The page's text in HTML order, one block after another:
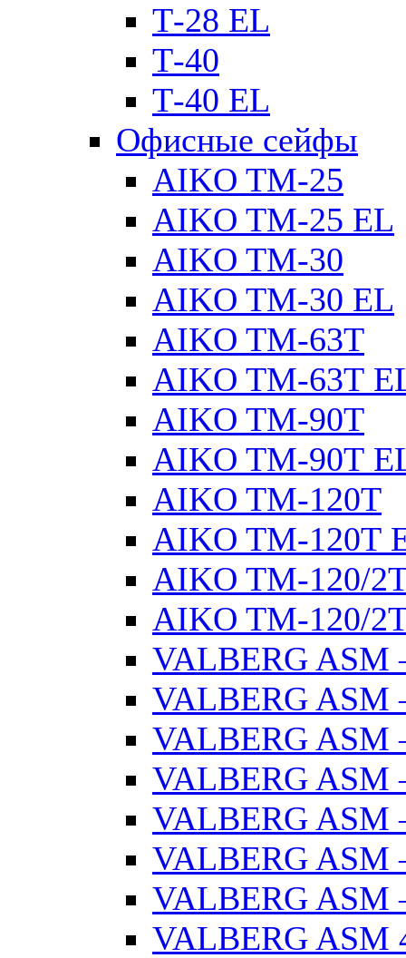
Т-28 EL
Т-40
Т-40 EL
Офисные сейфы
AIKO TM-25
AIKO TM-25 EL
AIKO TM-30
AIKO TM-30 EL
AIKO TM-63Т
AIKO TM-63Т
AIKO TM-90Т
AIKO TM-90Т
AIKO TM-120Т
AIKO TM-120Т
AIKO TM-120/
AIKO TM-120/
VALBERG ASM
VALBERG ASM
VALBERG ASM
VALBERG ASM
VALBERG ASM
VALBERG ASM
VALBERG ASM
VALBERG ASM